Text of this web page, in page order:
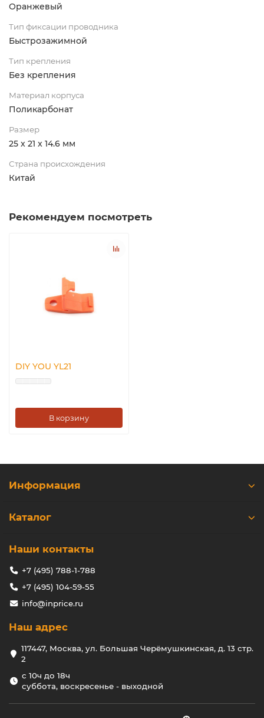
Оранжевый
Тип фиксации проводника
Быстрозажимной
Тип крепления
Без крепления
Материал корпуса
Поликарбонат
Размер
25 x 21 x 14.6 мм
Страна происхождения
Китай
Рекомендуем посмотреть
DIY YOU YL21
В корзину
Информация
Каталог
Наши контакты
+7 (495) 788-1-788
+7 (495) 104-59-55
info@inprice.ru
Наш адрес
117447, Москва, ул. Большая Черёмушкинская, д. 13 стр.
2
с 10ч до 18ч
суббота, воскресенье - выходной